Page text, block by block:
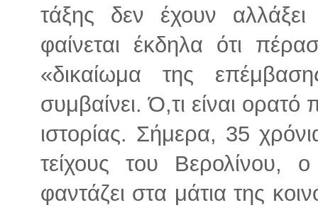
τάξης δεν έχουν
φαίνεται έκδηλα ότι
«δικαίωμα της
συμβαίνει. Ό,τι είναι ορατό
ιστορίας. Σήμερα, 35
τείχους του Βερολίνου,
φαντάζει στα μάτια της